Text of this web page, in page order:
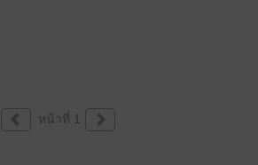
หน้าที่ 1